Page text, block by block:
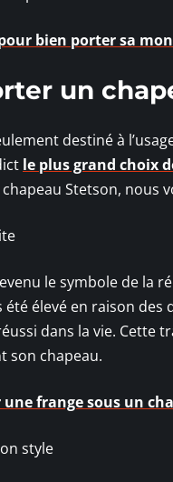
bien porter sa
un
destiné à
le plus grand choix
Stetson, nous
le symbole de la
élevé en raison
dans la vie.
son chapeau.
frange sous un
style